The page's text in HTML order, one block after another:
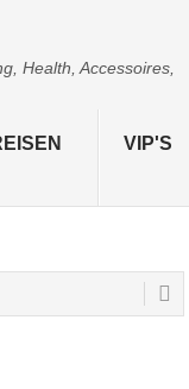
Health, Accessoires,
VIP'S